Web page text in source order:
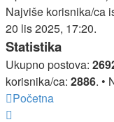
Najviše korisnika/ca
20 lis 2025, 17:20.
Statistika
Ukupno postova:
korisnika/ca: 2886. •
Početna